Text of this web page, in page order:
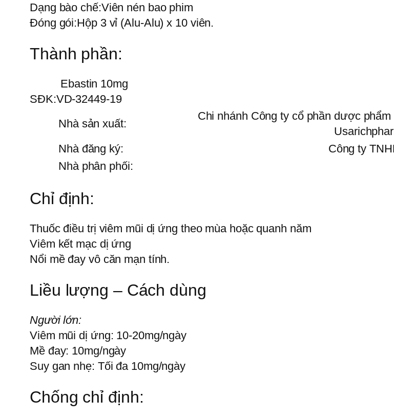
Dạng bào chế:Viên nén bao phim
Đóng gói:Hộp 3 vỉ (Alu-Alu) x 10 viên.
Thành phần:
Ebastin 10mg
SĐK:VD-32449-19
Nhà sản xuất:
Chi nhánh Công ty cổ phần dược
Nhà đăng ký:
Công ty
Nhà phân phối:
Chỉ định:
Thuốc điều trị viêm mũi dị ứng theo mùa hoặc quanh năm
Viêm kết mạc dị ứng
Nổi mề đay vô căn mạn tính.
Liều lượng – Cách dùng
Người lớn:
Viêm mũi dị ứng: 10-20mg/ngày
Mề đay: 10mg/ngày
Suy gan nhẹ: Tối đa 10mg/ngày
Chống chỉ định: